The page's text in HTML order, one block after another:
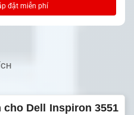
Dell Inspiron 3551